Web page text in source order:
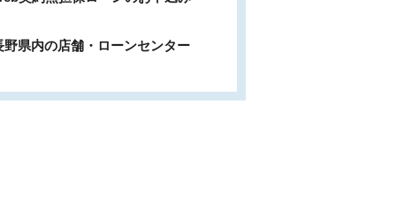
野県内の店舗・ローンセンター